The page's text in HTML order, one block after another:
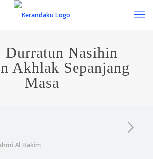
Durratun Nasihin
Akhlak Sepanjang
Masa
Al Hakim